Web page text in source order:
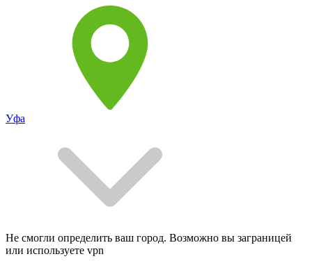
Уфа
Не смогли определить ваш город. Возможно вы заграницей
или используете vpn